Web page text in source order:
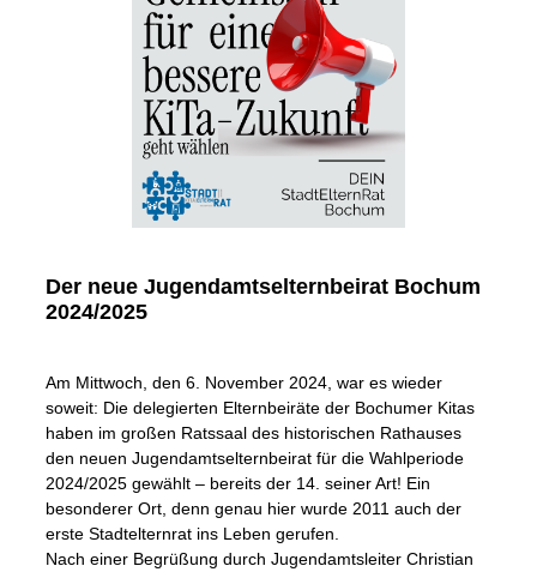
Der neue Jugendamtselternbeirat Bochum
2024/2025
Am Mittwoch, den 6. November 2024, war es wieder
soweit: Die delegierten Elternbeiräte der Bochumer Kitas
haben im großen Ratssaal des historischen Rathauses
den neuen Jugendamtselternbeirat für die Wahlperiode
2024/2025 gewählt – bereits der 14. seiner Art! Ein
besonderer Ort, denn genau hier wurde 2011 auch der
erste Stadtelternrat ins Leben gerufen.
Nach einer Begrüßung durch Jugendamtsleiter Christian